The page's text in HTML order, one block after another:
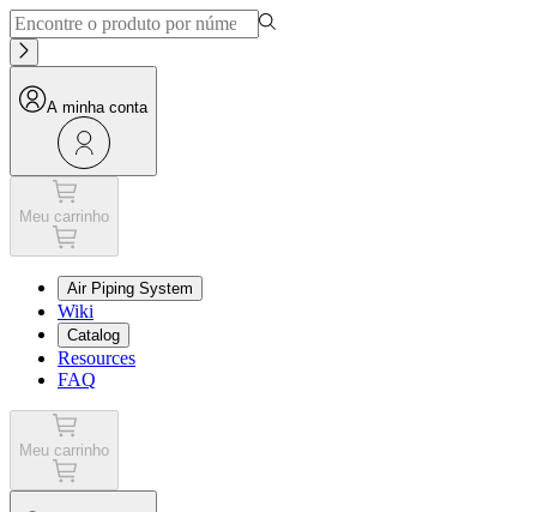
A minha conta
Meu carrinho
Air Piping System
Wiki
Catalog
Resources
FAQ
Meu carrinho